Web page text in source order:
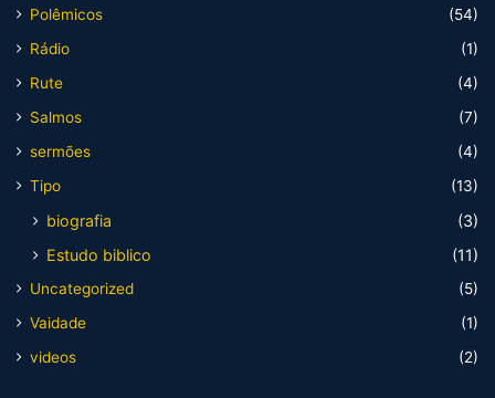
Polêmicos
(54)
Rádio
(1)
Rute
(4)
Salmos
(7)
sermões
(4)
Tipo
(13)
biografia
(3)
Estudo biblico
(11)
Uncategorized
(5)
Vaidade
(1)
videos
(2)